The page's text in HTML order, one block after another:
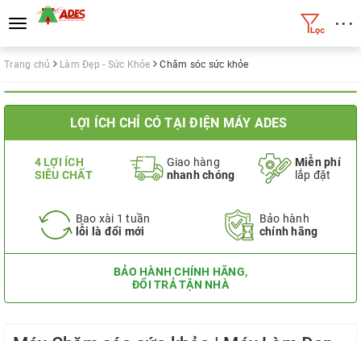
Toggle
navigation
• • •
Trang chủ Làm Đẹp - Sức Khỏe Chăm sóc sức khỏe
LỢI ÍCH CHỈ CÓ TẠI ĐIỆN MÁY ADES
4 LỢI ÍCH
SIÊU CHẤT
Giao hàng
nhanh chóng
Miễn phí
lắp đặt
Bao xài 1 tuần
lỗi là đổi mới
Bảo hành
chính hãng
BẢO HÀNH CHÍNH HÃNG,
ĐỔI TRẢ TẬN NHÀ